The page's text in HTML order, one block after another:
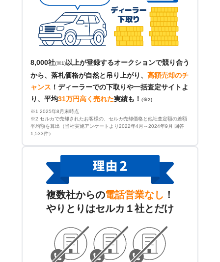
8,000社(※1) 以上が登録するオークションで競り合う
から、落札価格が自然と吊り上がり、 高額売却のチ
ャンス ！ ディーラーでの下取りや一括査定サイトよ
り、平均31万円高く売れた実績も！ (※2)
※1 2025年8月末時点
※2 セルカで売却されたお客様の、セルカ売却価格と他社査定額の差額
平均額を算出（当社実施アンケートより2022年4月～2024年9月 回答
1,533件）
複数社からの電話営業なし ！
やりとりはセルカ１社とだけ